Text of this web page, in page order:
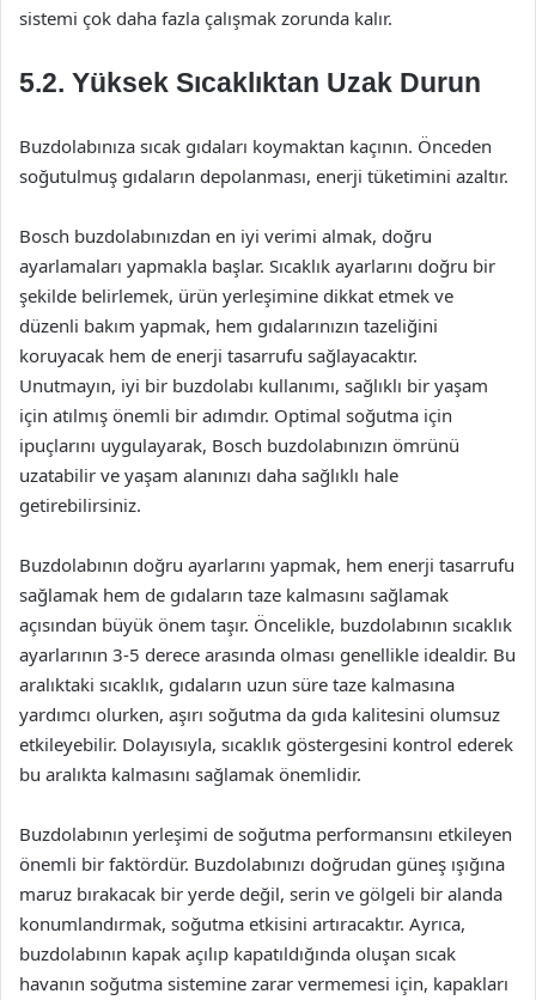
sistemi çok daha fazla çalışmak zorunda kalır.
5.2. Yüksek Sıcaklıktan Uzak Durun
Buzdolabınıza sıcak gıdaları koymaktan kaçının. Önceden
soğutulmuş gıdaların depolanması, enerji tüketimini azaltır.
Bosch buzdolabınızdan en iyi verimi almak, doğru
ayarlamaları yapmakla başlar. Sıcaklık ayarlarını doğru bir
şekilde belirlemek, ürün yerleşimine dikkat etmek ve
düzenli bakım yapmak, hem gıdalarınızın tazeliğini
koruyacak hem de enerji tasarrufu sağlayacaktır.
Unutmayın, iyi bir buzdolabı kullanımı, sağlıklı bir yaşam
için atılmış önemli bir adımdır. Optimal soğutma için
ipuçlarını uygulayarak, Bosch buzdolabınızın ömrünü
uzatabilir ve yaşam alanınızı daha sağlıklı hale
getirebilirsiniz.
Buzdolabının doğru ayarlarını yapmak, hem enerji tasarrufu
sağlamak hem de gıdaların taze kalmasını sağlamak
açısından büyük önem taşır. Öncelikle, buzdolabının sıcaklık
ayarlarının 3-5 derece arasında olması genellikle idealdir. Bu
aralıktaki sıcaklık, gıdaların uzun süre taze kalmasına
yardımcı olurken, aşırı soğutma da gıda kalitesini olumsuz
etkileyebilir. Dolayısıyla, sıcaklık göstergesini kontrol ederek
bu aralıkta kalmasını sağlamak önemlidir.
Buzdolabının yerleşimi de soğutma performansını etkileyen
önemli bir faktördür. Buzdolabınızı doğrudan güneş ışığına
maruz bırakacak bir yerde değil, serin ve gölgeli bir alanda
konumlandırmak, soğutma etkisini artıracaktır. Ayrıca,
buzdolabının kapak açılıp kapatıldığında oluşan sıcak
havanın soğutma sistemine zarar vermemesi için, kapakları